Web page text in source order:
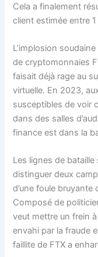
Cela a finalement
client estimée entre
L’implosion
de cryptomonnaies
faisait déjà rage au
virtuelle. En 2023,
susceptibles de voir
dans des salles
finance est dans la
Les lignes de
distinguer deux
d’une foule
Composé de
veut mettre un frein
envahi par la fraude
faillite de FTX a